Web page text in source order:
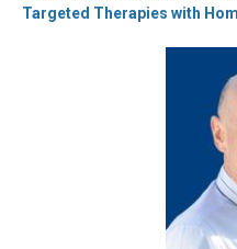
Targeted Therapies with